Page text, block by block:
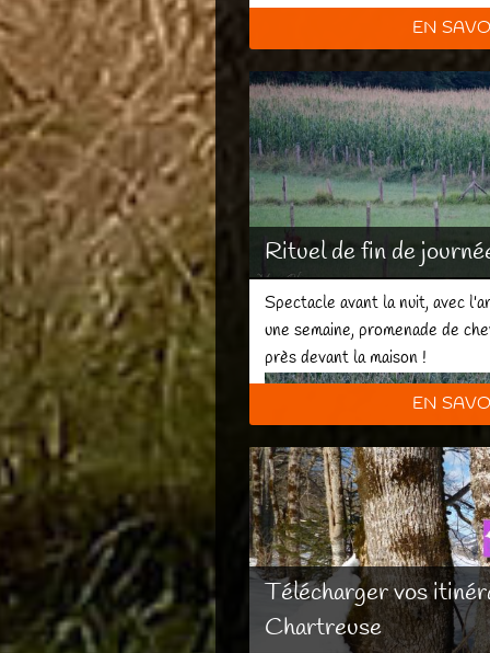
EN
Rituel de fin de
Spectacle avant la nuit, avec
une semaine, promenade de
près devant la maison !
EN
Télécharger vos
Chartreuse